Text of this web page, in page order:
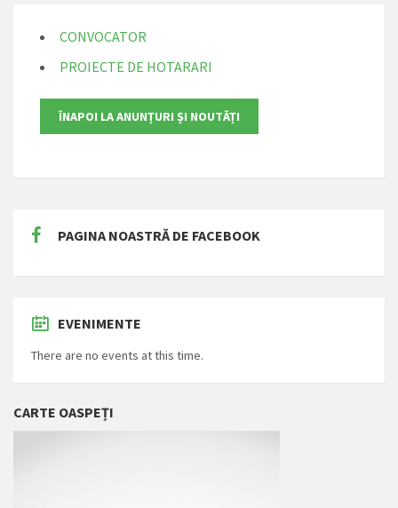
CONVOCATOR
PROIECTE DE HOTARARI
PAGINA NOASTRĂ DE FACEBOOK
EVENIMENTE
There are no events at this time.
CARTE OASPEȚI